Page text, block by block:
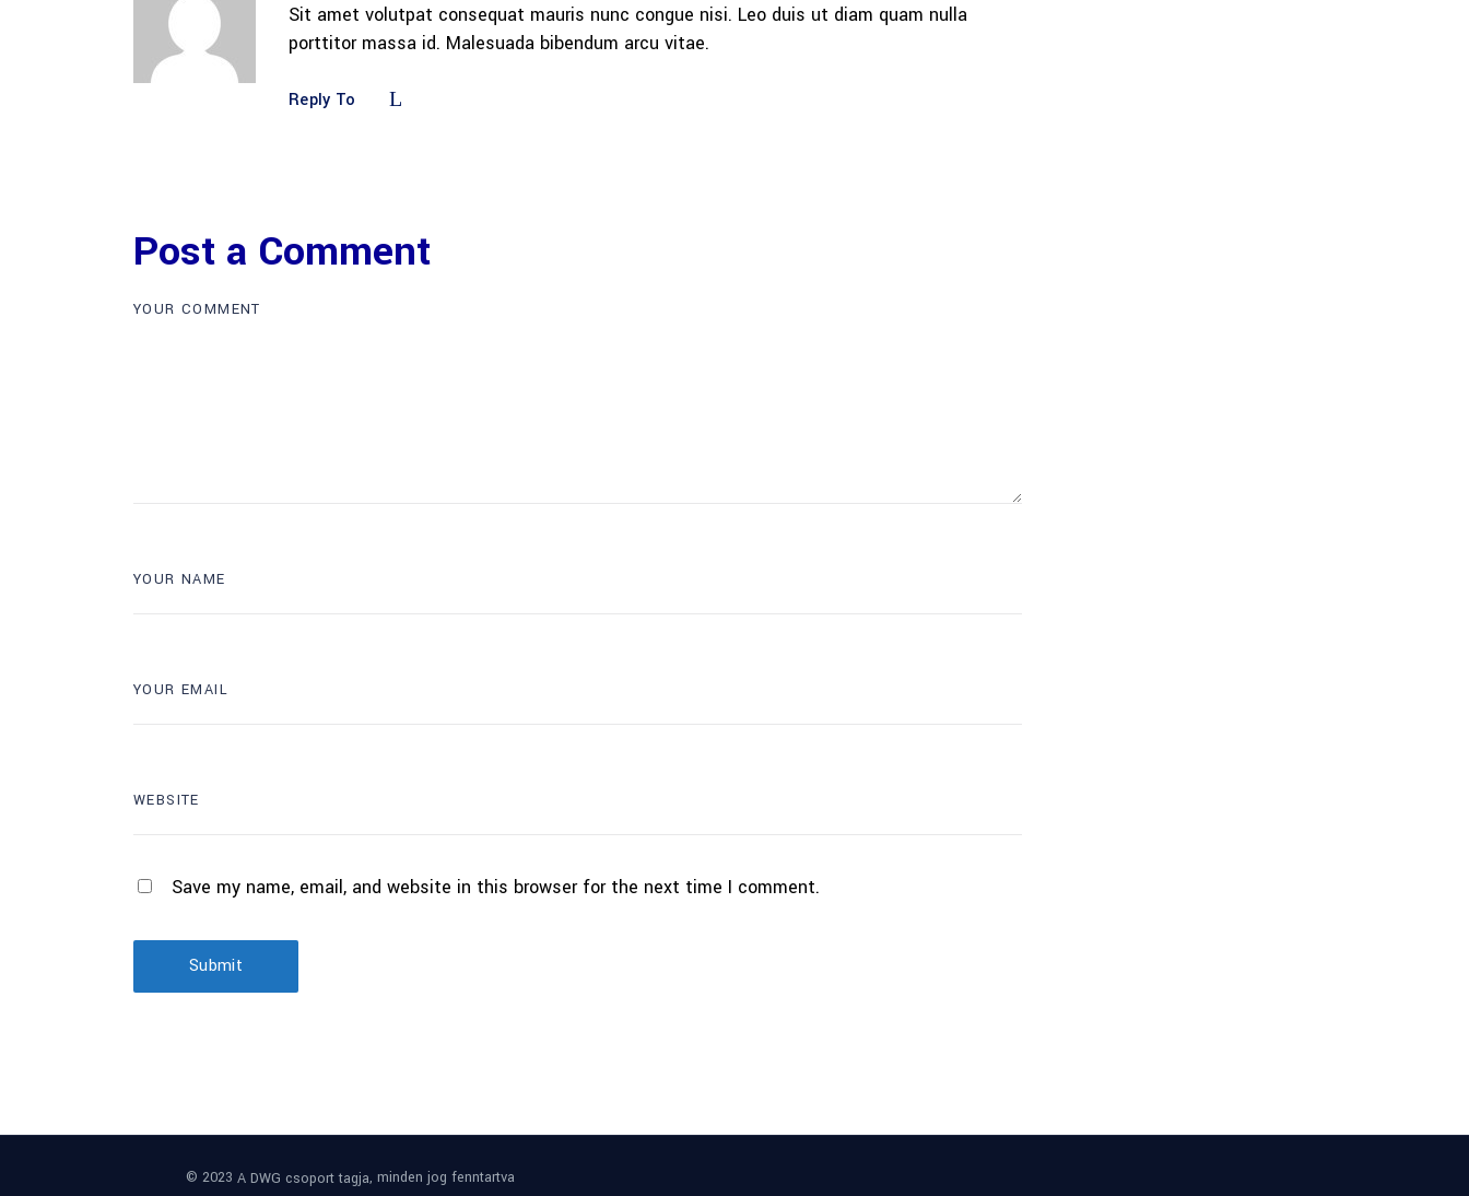
Sit amet volutpat consequat mauris nunc congue nisi. Leo duis ut diam quam nulla
porttitor massa id. Malesuada bibendum arcu vitae.
Reply To
Post a Comment
Save my name, email, and website in this browser for the next time I comment.
Submit
© 2023 A DWG csoport tagja, minden jog fenntartva